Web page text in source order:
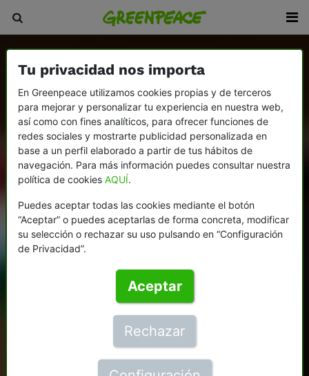
Tu privacidad nos importa
En Greenpeace utilizamos cookies propias y de terceros
para mejorar y personalizar tu experiencia en nuestra web,
así como con fines analíticos, para ofrecer funciones de
redes sociales y mostrarte publicidad personalizada en
base a un perfil elaborado a partir de tus hábitos de
navegación. Para más información puedes consultar nuestra
política de cookies AQUÍ.
Puedes aceptar todas las cookies mediante el botón
“Aceptar” o puedes aceptarlas de forma concreta, modificar
su selección o rechazar su uso pulsando en “Configuración
de Privacidad”.
Aceptar
Rechazar